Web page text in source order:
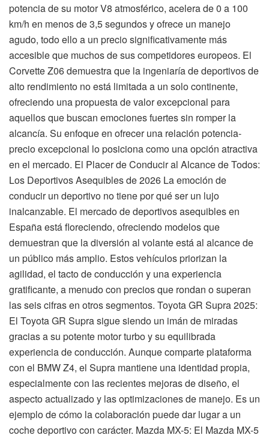
potencia de su motor V8 atmosférico, acelera de 0 a 100
km/h en menos de 3,5 segundos y ofrece un manejo
agudo, todo ello a un precio significativamente más
accesible que muchos de sus competidores europeos. El
Corvette Z06 demuestra que la ingeniaría de deportivos de
alto rendimiento no está limitada a un solo continente,
ofreciendo una propuesta de valor excepcional para
aquellos que buscan emociones fuertes sin romper la
alcancía. Su enfoque en ofrecer una relación potencia-
precio excepcional lo posiciona como una opción atractiva
en el mercado. El Placer de Conducir al Alcance de Todos:
Los Deportivos Asequibles de 2026 La emoción de
conducir un deportivo no tiene por qué ser un lujo
inalcanzable. El mercado de deportivos asequibles en
España está floreciendo, ofreciendo modelos que
demuestran que la diversión al volante está al alcance de
un público más amplio. Estos vehículos priorizan la
agilidad, el tacto de conducción y una experiencia
gratificante, a menudo con precios que rondan o superan
las seis cifras en otros segmentos. Toyota GR Supra 2025:
El Toyota GR Supra sigue siendo un imán de miradas
gracias a su potente motor turbo y su equilibrada
experiencia de conducción. Aunque comparte plataforma
con el BMW Z4, el Supra mantiene una identidad propia,
especialmente con las recientes mejoras de diseño, el
aspecto actualizado y las optimizaciones de manejo. Es un
ejemplo de cómo la colaboración puede dar lugar a un
coche deportivo con carácter. Mazda MX-5: El Mazda MX-5